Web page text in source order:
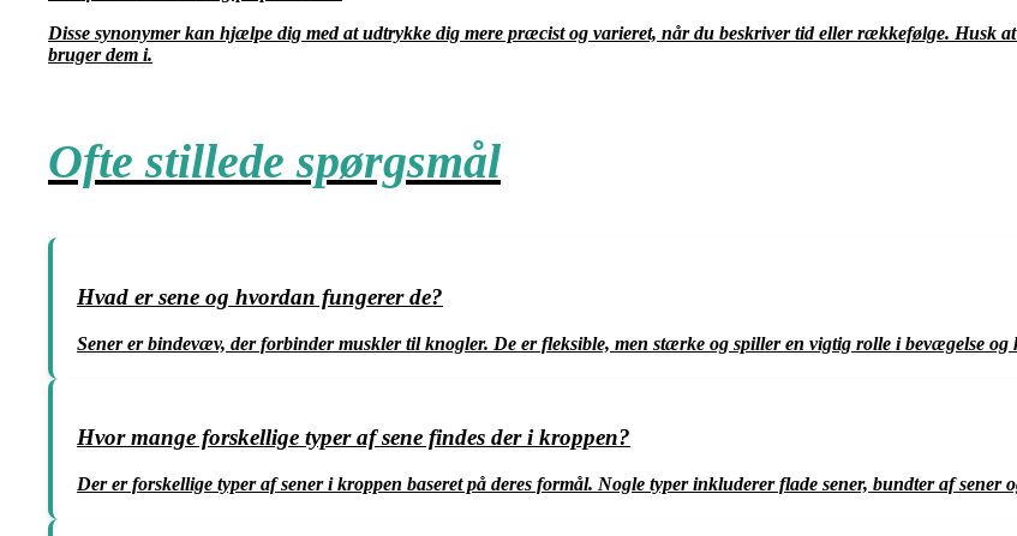
Disse synonymer kan hjælpe dig med at udtrykke dig mere præcist og varieret, når du beskriver tid eller rækkefølge. Husk
bruger dem i.
Ofte stillede spørgsmål
Hvad er sene og hvordan fungerer de?
Sener er bindevæv, der forbinder muskler til knogler. De er fleksible, men stærke og spiller en vigtig rolle i bevægelse og
Hvor mange forskellige typer af sene findes der i kroppen?
Der er forskellige typer af sener i kroppen baseret på deres formål. Nogle typer inkluderer flade sener, bundter af sener